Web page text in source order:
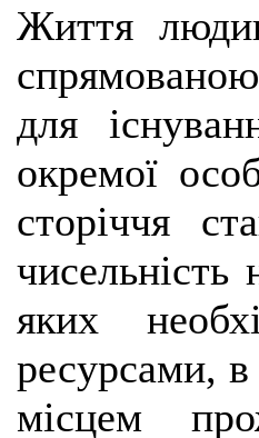
Життя
для
окремої
сторіччя
яких
ресурсами,
місцем